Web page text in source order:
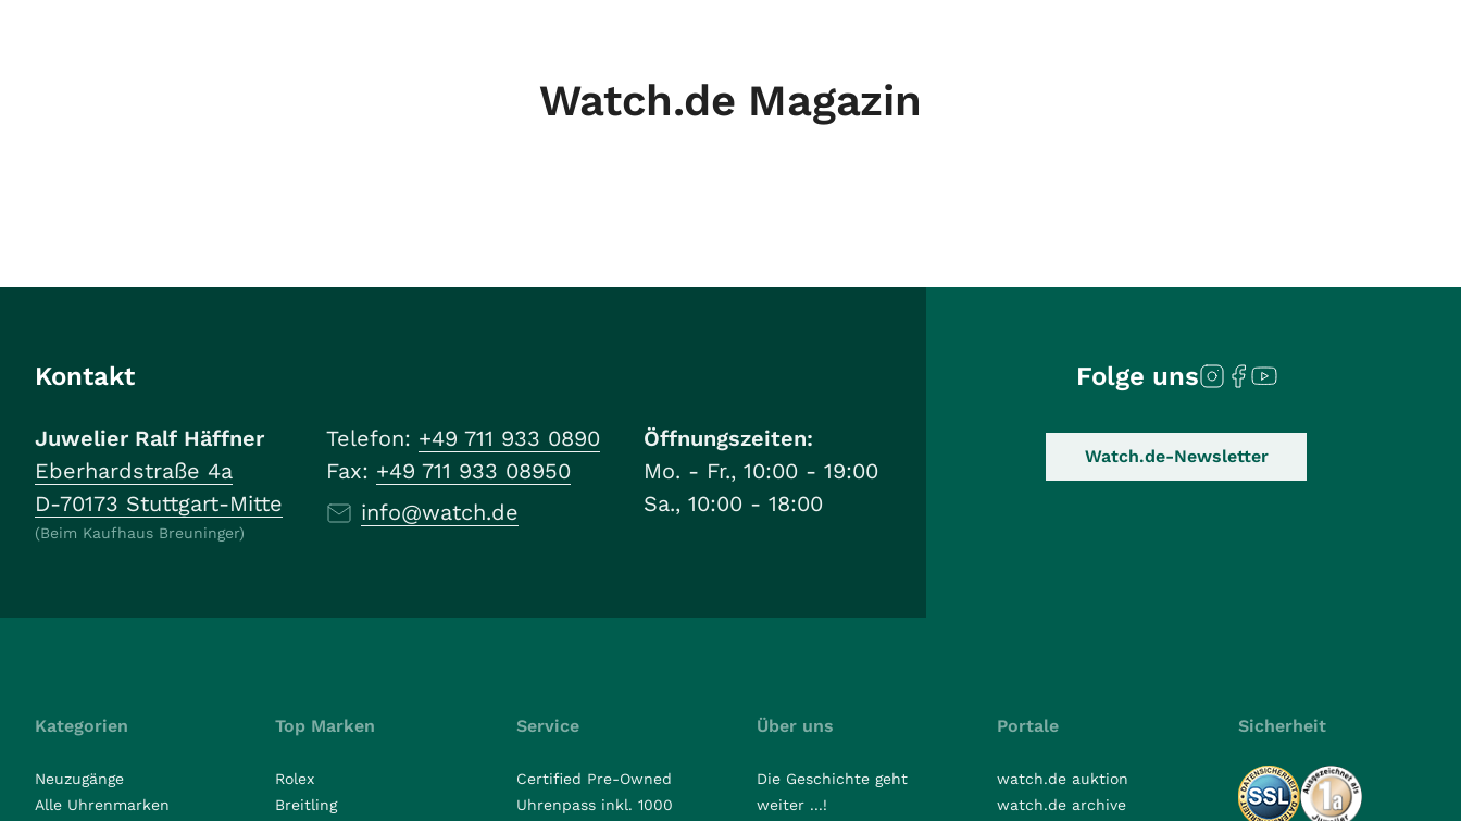
Watch.de Magazin
Kontakt
Juwelier Ralf Häffner
Eberhardstraße 4a
D-70173 Stuttgart-Mitte
(Beim Kaufhaus Breuninger)
Telefon: +49 711 933 0890
Fax: +49 711 933 08950
info@watch.de
Öffnungszeiten:
Mo. - Fr., 10:00 - 19:00
Sa., 10:00 - 18:00
Folge uns
Watch.de-Newsletter
Kategorien
Neuzugänge
Alle Uhrenmarken
Top Marken
Rolex
Breitling
Service
Certified Pre-Owned
Uhrenpass inkl. 1000
Über uns
Die Geschichte geht
weiter ...!
Portale
watch.de auktion
watch.de archive
Sicherheit